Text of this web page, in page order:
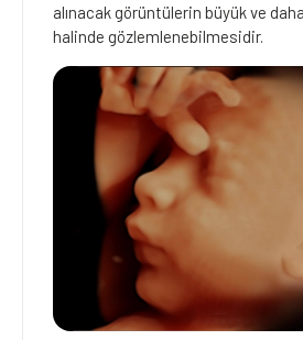
alınacak görüntülerin büyük ve
halinde gözlemlenebilmesidir.